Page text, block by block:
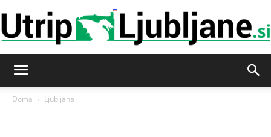
Doma Ljubljana